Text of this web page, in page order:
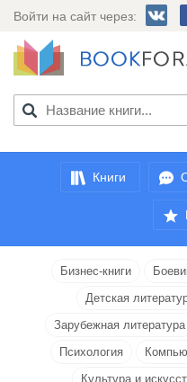
Войти на сайт через:
Книги
Бизнес-книги
Детская
Зарубежная литература
Психология
Культура и